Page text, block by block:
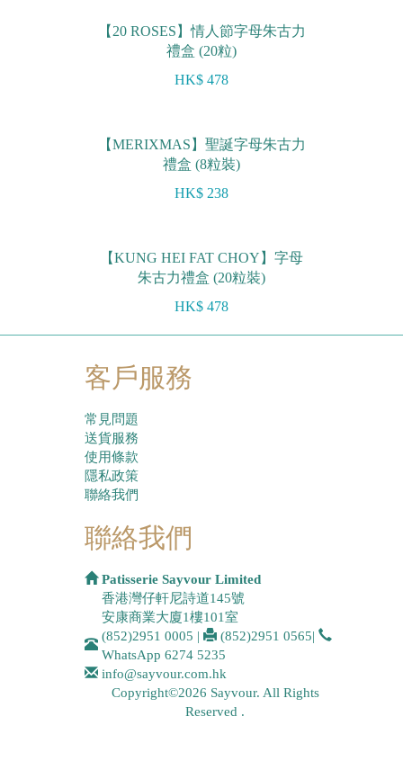
【20 ROSES】情人節字母朱古力
禮盒 (20粒)
HK$ 478
【MERIXMAS】聖誕字母朱古力
禮盒 (8粒裝)
HK$ 238
【KUNG HEI FAT CHOY】字母
朱古力禮盒 (20粒裝)
HK$ 478
客戶服務
常見問題
送貨服務
使用條款
隱私政策
聯絡我們
聯絡我們
Patisserie Sayvour Limited
香港灣仔軒尼詩道145號
安康商業大廈1樓101室
(852)2951 0005 | (852)2951 0565|
WhatsApp 6274 5235
info@sayvour.com.hk
Copyright©2026 Sayvour. All Rights
Reserved .